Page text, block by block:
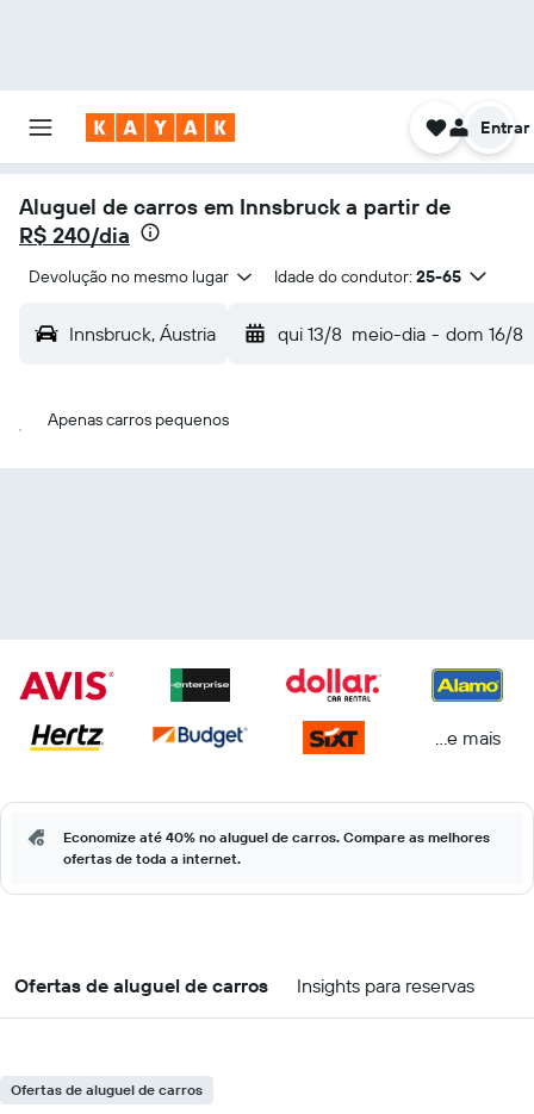
Entrar
Aluguel de carros em Innsbruck a partir de
R$ 240/dia
Devolução no mesmo lugar Idade do condutor: 25-65
Innsbruck, Áustria qui 13/8 meio-dia - dom 16/8
Apenas carros pequenos
...e mais
Economize até 40% no aluguel de carros. Compare as melhores
ofertas de toda a internet.
Ofertas de aluguel de carros Insights para reservas
Ofertas de aluguel de carros